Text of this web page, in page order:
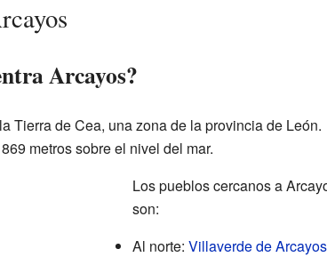
Arcayos?
Tierra de Cea, una zona de la provincia de León.
metros sobre el nivel del mar.
Los pueblos cercanos a
son:
Al norte: Villaverde de Arcayos